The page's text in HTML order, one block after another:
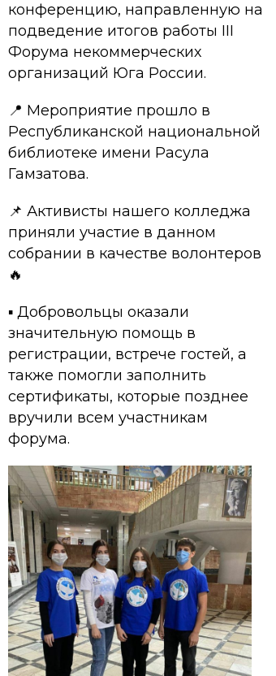
конференцию, направленную на
подведение итогов работы III
Форума некоммерческих
организаций Юга России.
📍 Мероприятие прошло в
Республиканской национальной
библиотеке имени Расула
Гамзатова.
📌 Активисты нашего колледжа
приняли участие в данном
собрании в качестве волонтеров
🔥
▪️ Добровольцы оказали
значительную помощь в
регистрации, встрече гостей, а
также помогли заполнить
сертификаты, которые позднее
вручили всем участникам
форума.